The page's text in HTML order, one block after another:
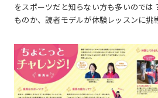
をスポーツだと知らない方も多いのでは
ものか、読者モデルが体験レッスンに挑